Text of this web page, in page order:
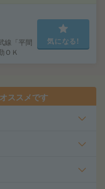
線「平間
ＯＫ
気になる!
ススメです